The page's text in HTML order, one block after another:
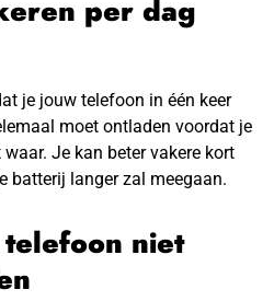
per dag
je jouw telefoon in één keer
moet ontladen voordat je
Je kan beter vakere kort
batterij langer zal meegaan.
niet